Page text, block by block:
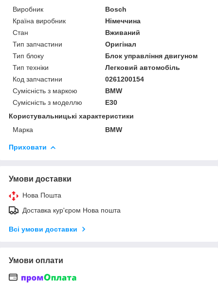
Виробник
Bosch
Країна виробник
Німеччина
Стан
Вживаний
Тип запчастини
Оригінал
Тип блоку
Блок управління двигуном
Тип техніки
Легковий автомобіль
Код запчастини
0261200154
Сумісність з маркою
BMW
Сумісність з моделлю
E30
Користувальницькі характеристики
Марка
BMW
Приховати
Умови доставки
Нова Пошта
Доставка кур'єром Нова пошта
Всі умови доставки
Умови оплати